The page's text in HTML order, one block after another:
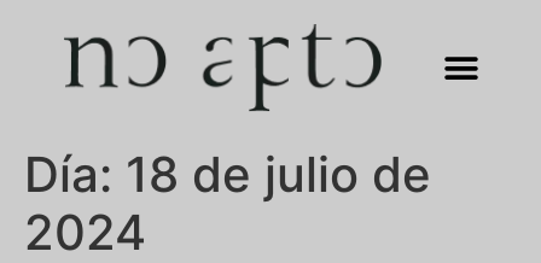
Día: 18 de julio de
2024